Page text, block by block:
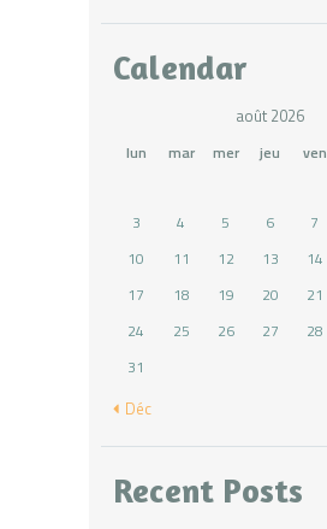
Calendar
août 2026
lun mar mer jeu ven
3
4 5 6 7
10
11 12 13 14
17
18 19 20 21
24
25 26 27 28
31
« Déc
Recent Posts